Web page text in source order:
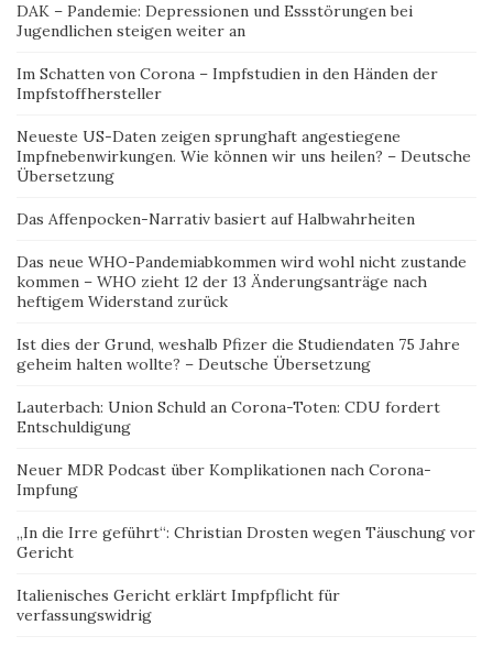
DAK – Pandemie: Depressionen und Essstörungen bei
Jugendlichen steigen weiter an
Im Schatten von Corona – Impfstudien in den Händen der
Impfstoffhersteller
Neueste US-Daten zeigen sprunghaft angestiegene
Impfnebenwirkungen. Wie können wir uns heilen? – Deutsche
Übersetzung
Das Affenpocken-Narrativ basiert auf Halbwahrheiten
Das neue WHO-Pandemiabkommen wird wohl nicht zustande
kommen – WHO zieht 12 der 13 Änderungsanträge nach
heftigem Widerstand zurück
Ist dies der Grund, weshalb Pfizer die Studiendaten 75 Jahre
geheim halten wollte? – Deutsche Übersetzung
Lauterbach: Union Schuld an Corona-Toten: CDU fordert
Entschuldigung
Neuer MDR Podcast über Komplikationen nach Corona-
Impfung
„In die Irre geführt“: Christian Drosten wegen Täuschung vor
Gericht
Italienisches Gericht erklärt Impfpflicht für
verfassungswidrig